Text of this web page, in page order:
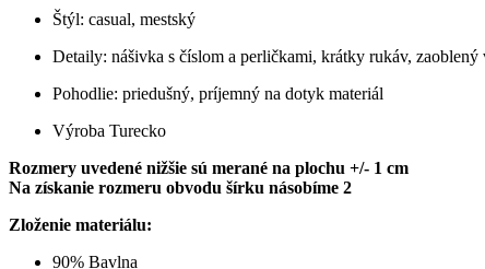
Štýl: casual, mestský
Detaily: nášivka s číslom a perličkami, krátky rukáv, zaoblený
Pohodlie: priedušný, príjemný na dotyk materiál
Výroba Turecko
Rozmery uvedené nižšie sú merané na plochu +/- 1 cm
Na získanie rozmeru obvodu šírku násobíme 2
Zloženie materiálu:
90% Bavlna